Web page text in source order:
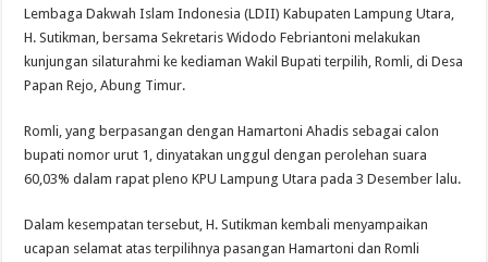
Lembaga Dakwah Islam Indonesia (LDII) Kabupaten Lampung Utara,
H. Sutikman, bersama Sekretaris Widodo Febriantoni melakukan
kunjungan silaturahmi ke kediaman Wakil Bupati terpilih, Romli, di Desa
Papan Rejo, Abung Timur.
Romli, yang berpasangan dengan Hamartoni Ahadis sebagai calon
bupati nomor urut 1, dinyatakan unggul dengan perolehan suara
60,03% dalam rapat pleno KPU Lampung Utara pada 3 Desember lalu.
Dalam kesempatan tersebut, H. Sutikman kembali menyampaikan
ucapan selamat atas terpilihnya pasangan Hamartoni dan Romli